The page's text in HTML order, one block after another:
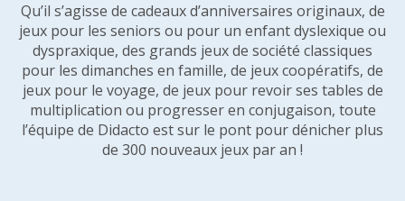
Qu’il s’agisse de cadeaux d’anniversaires originaux, de
jeux pour les seniors ou pour un enfant dyslexique ou
dyspraxique, des grands jeux de société classiques
pour les dimanches en famille, de jeux coopératifs, de
jeux pour le voyage, de jeux pour revoir ses tables de
multiplication ou progresser en conjugaison, toute
l’équipe de Didacto est sur le pont pour dénicher plus
de 300 nouveaux jeux par an !